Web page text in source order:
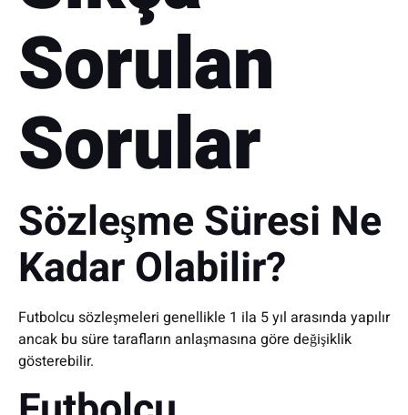
Sorulan
Sorular
Sözleşme Süresi Ne
Kadar Olabilir?
Futbolcu sözleşmeleri genellikle 1 ila 5 yıl arasında yapılır
ancak bu süre tarafların anlaşmasına göre değişiklik
gösterebilir.